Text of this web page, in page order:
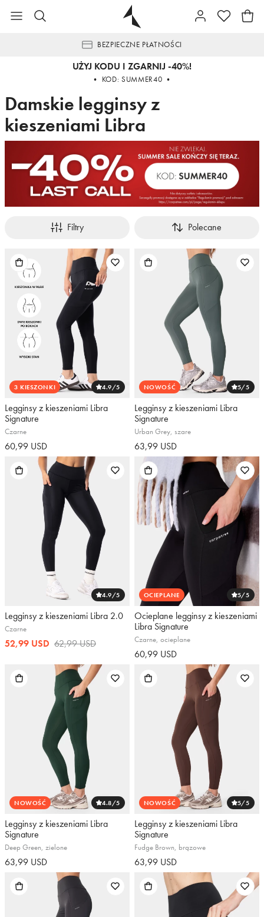
BEZPIECZNE PŁATNOŚCI
UŻYJ KODU I ZGARNIJ -40%!
• KOD: SUMMER40 •
Damskie legginsy z
kieszeniami Libra
Filtry Polecane
3 KIESZONKI 4.9/5
Legginsy z kieszeniami Libra
Signature
Czarne
60,99 USD
NOWOŚĆ 5/5
Legginsy z kieszeniami Libra
Signature
Urban Grey, szare
63,99 USD
4.9/5
Legginsy z kieszeniami Libra 2.0
Czarne
52,99 USD 62,99 USD
OCIEPLANE 5/5
Ocieplane legginsy z kieszeniami
Libra Signature
Czarne, ocieplane
60,99 USD
NOWOŚĆ 4.8/5
Legginsy z kieszeniami Libra
Signature
Deep Green, zielone
63,99 USD
NOWOŚĆ 5/5
Legginsy z kieszeniami Libra
Signature
Fudge Brown, brązowe
63,99 USD